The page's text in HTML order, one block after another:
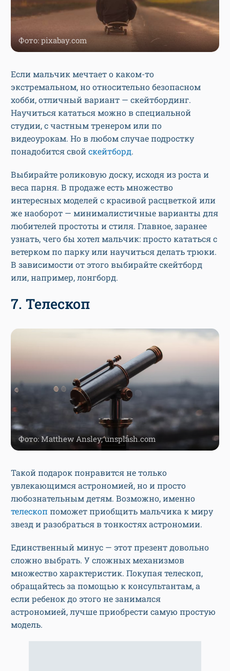
Фото: pixabay.com
Если мальчик мечтает о каком-то
экстремальном, но относительно безопасном
хобби, отличный вариант — скейтбординг.
Научиться кататься можно в специальной
студии, с частным тренером или по
видеоурокам. Но в любом случае подростку
понадобится свойскейтборд.
Выбирайте роликовую доску, исходя из роста и
веса парня. В продаже есть множество
интересных моделей с красивой расцветкой или
же наоборот — минималистичные варианты для
любителей простоты и стиля. Главное, заранее
узнать, чего бы хотел мальчик: просто кататься с
ветерком по парку или научиться делать трюки.
В зависимости от этого выбирайте скейтборд
или, например, лонгборд.
7. Телескоп
Фото: Matthew Ansley, unsplash.com
Такой подарок понравится не только
увлекающимся астрономией, но и просто
любознательным детям. Возможно, именно
телескоппоможет приобщить мальчика к миру
звезд и разобраться в тонкостях астрономии.
Единственный минус — этот презент довольно
сложно выбрать. У сложных механизмов
множество характеристик. Покупая телескоп,
обращайтесь за помощью к консультантам, а
если ребенок до этого не занимался
астрономией, лучше приобрести самую простую
модель.